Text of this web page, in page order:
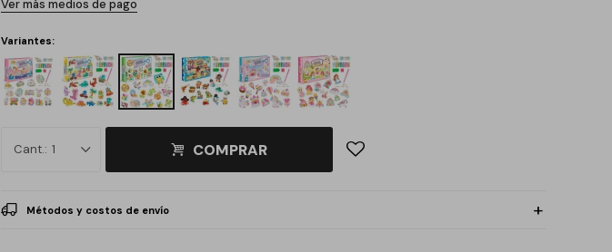
Ver más medios de pago
Variantes:
1 COMPRAR
Métodos y costos de envío